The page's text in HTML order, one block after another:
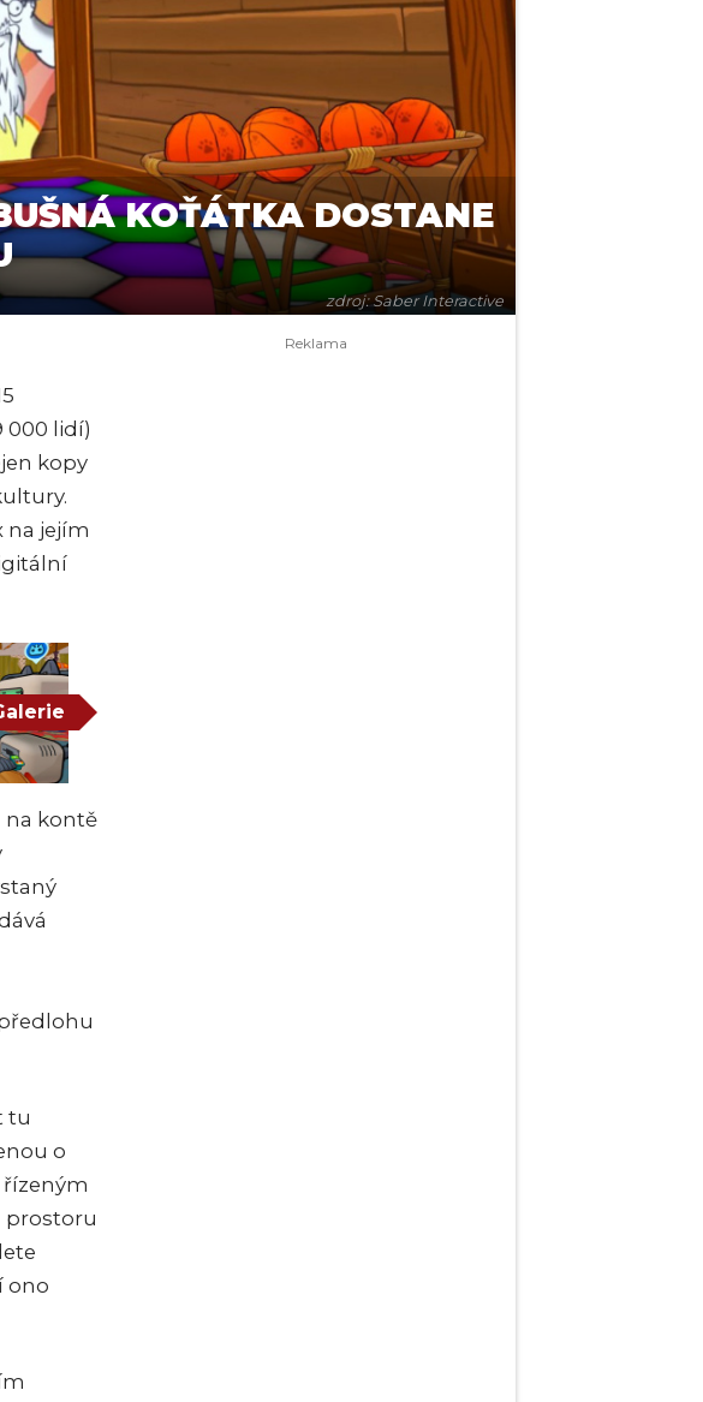
zdroj: Saber Interactive
KOŤÁTKA DOSTANE
000 lidí)
kopy
na jejím
na kontě
tu
o
prostoru
ono